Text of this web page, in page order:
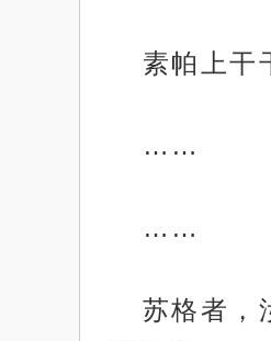
素帕上干
……
……
苏格者，